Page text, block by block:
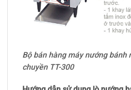
Bộ bán hàng máy nướng bánh
chuyền TT-300